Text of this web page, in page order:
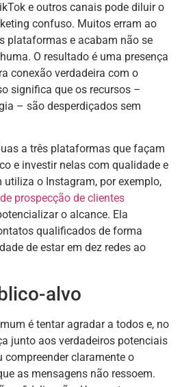
e outros canais pode diluir o
confuso. Muitos erram ao
plataformas e acabam não se
O resultado é uma presença
conexão verdadeira com o
significa que os recursos –
– são desperdiçados sem
a três plataformas que façam
e investir nelas com qualidade e
utiliza o Instagram, por exemplo,
prospecção de clientes
o alcance. Ela
qualificados de forma
de estar em dez redes ao
alvo
é tentar agradar a todos e, no
junto aos verdadeiros potenciais
compreender claramente o
as mensagens não ressoem.